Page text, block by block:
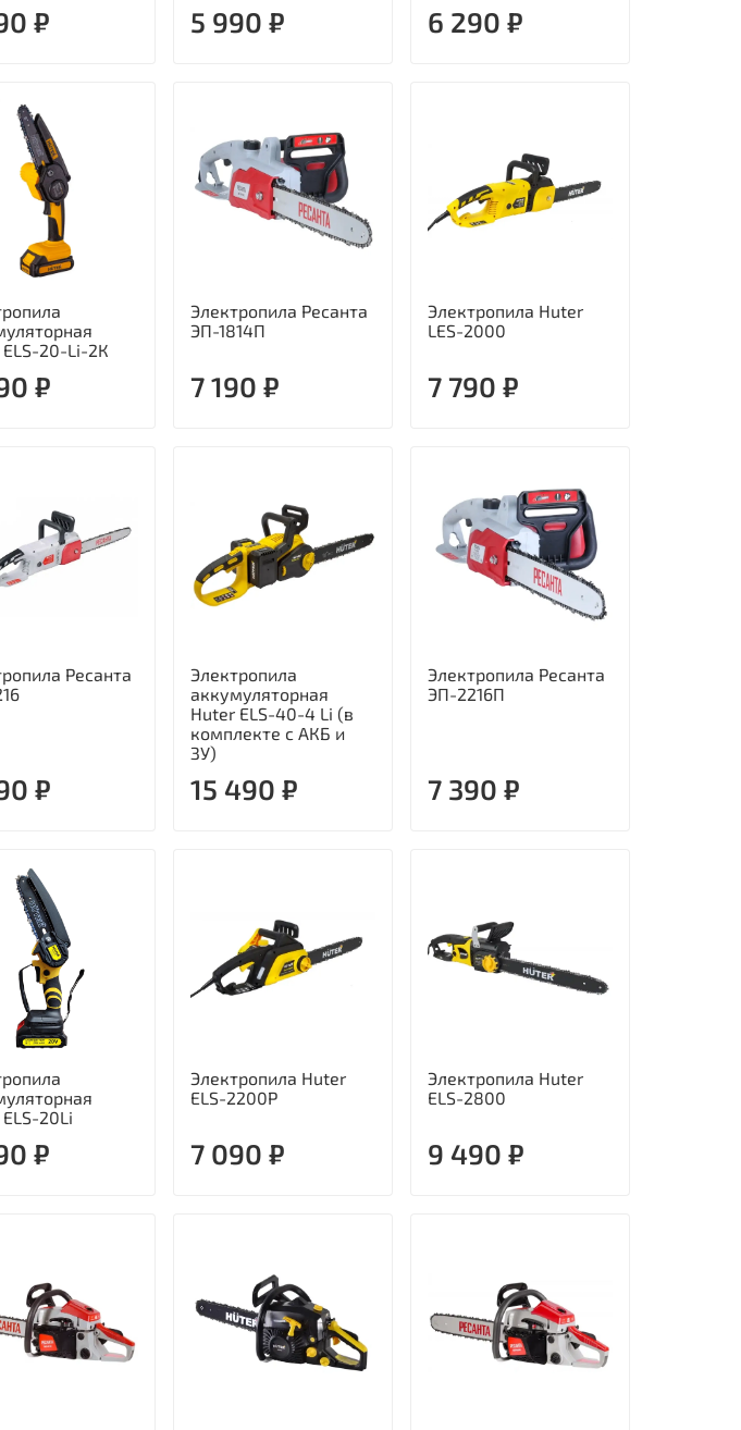
₽ 5 990 ₽ 6 290 ₽
20-Li-2К
₽
Электропила Ресанта
ЭП-1814П
7 190 ₽
Электропила Huter
LES-2000
7 790 ₽
Ресанта
₽
Электропила
аккумуляторная
Huter ELS-40-4 Li (в
комплекте с АКБ и
ЗУ)
15 490 ₽
Электропила Ресанта
ЭП-2216П
7 390 ₽
20Li
₽
Электропила Huter
ELS-2200P
7 090 ₽
Электропила Huter
ELS-2800
9 490 ₽